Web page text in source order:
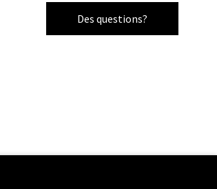
Des questions?